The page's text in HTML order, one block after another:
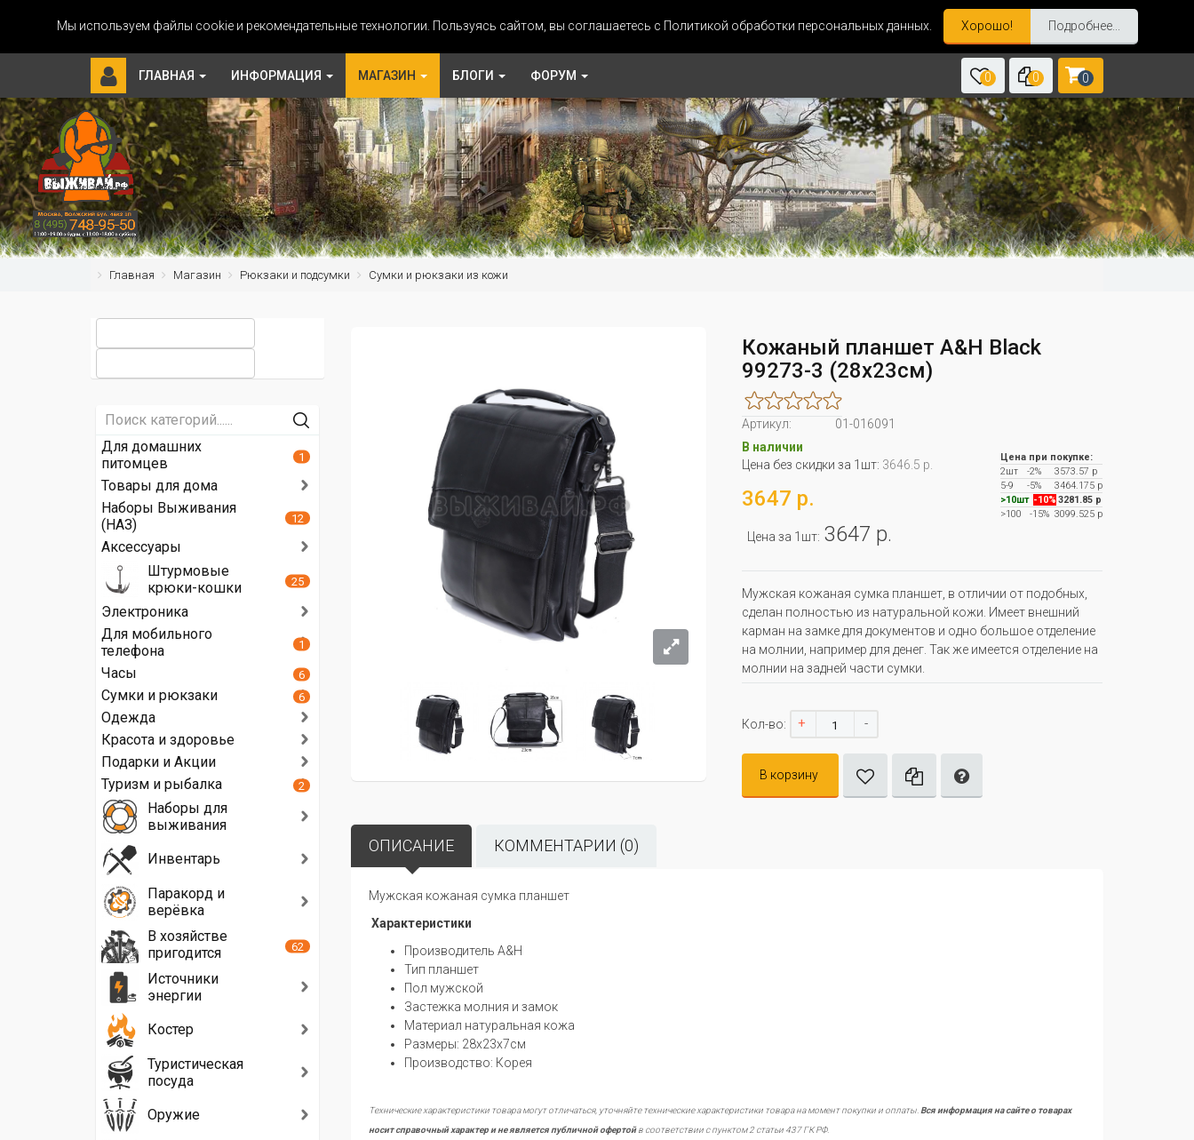
Мы используем файлы cookie и рекомендательные технологии. Пользуясь сайтом, вы соглашаетесь с Политикой обработки персональных данных. Хорошо! Подробнее...
ГЛАВНАЯ ИНФОРМАЦИЯ МАГАЗИН БЛОГИ ФОРУМ 0 0 0
Главная Магазин Рюкзаки и подсумки Сумки и рюкзаки из кожи
Кожаный планшет A&H Black
99273-3 (28x23см)
Артикул:
01-016091
В наличии
Цена без скидки за 1шт: 3646.5 р.
3647 р.
Цена за 1шт: 3647 р.
Цена при покупке:
2шт
-2%
3573.57 р
5-9
-5%
3464.175 р
>10шт -10% 3281.85 р
>100
-15%3099.525 р
Мужская кожаная сумка планшет, в отличии от подобных,
сделан полностью из натуральной кожи. Имеет внешний
карман на замке для документов и одно большое отделение
на молнии, например для денег. Так же имеется отделение на
молнии на задней части сумки.
Кол-во: + -
В корзину
ОПИСАНИЕ КОММЕНТАРИИ (0)
Мужская кожаная сумка планшет
Характеристики
Производитель A&H
Тип планшет
Пол мужской
Застежка молния и замок
Материал натуральная кожа
Размеры: 28х23х7см
Производство: Корея
Технические характеристики товара могут отличаться, уточняйте технические характеристики товара на момент покупки и оплаты.Вся информация на сайте о товарах
носит справочный характер и не является публичной офертойв соответствии с пунктом 2 статьи 437 ГК РФ.
Для домашних
питомцев
1
Товары для дома
Наборы Выживания
(НАЗ)
12
Аксессуары
Штурмовые
крюки-кошки
25
Электроника
Для мобильного
телефона
1
Часы 6
Сумки и рюкзаки 6
Одежда
Красота и здоровье
Подарки и Акции
Туризм и рыбалка
2
Наборы для
выживания
Инвентарь
Паракорд и
верёвка
В хозяйстве
пригодится
62
Источники
энергии
Костер
Туристическая
посуда
Оружие